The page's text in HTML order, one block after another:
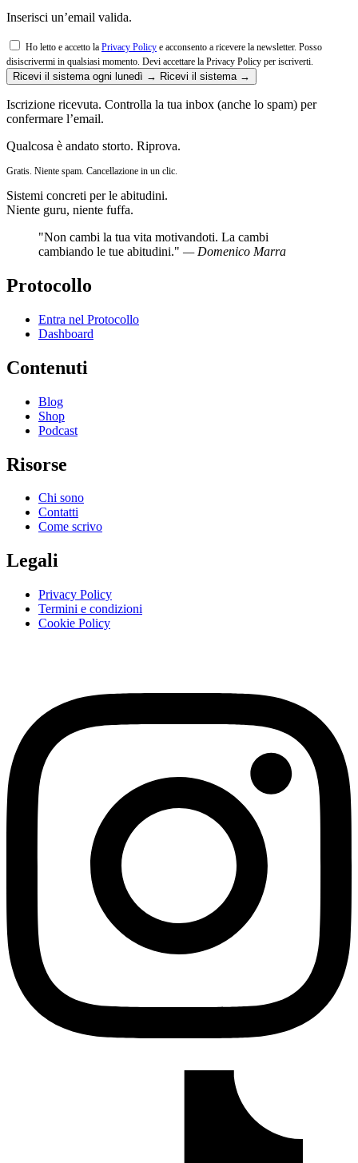
Inserisci un’email valida.
Ho letto e accetto la Privacy Policy e acconsento a ricevere la newsletter. Posso
disiscrivermi in qualsiasi momento. Devi accettare la Privacy Policy per iscriverti.
Ricevi il sistema ogni lunedì → Ricevi il sistema →
Iscrizione ricevuta. Controlla la tua inbox (anche lo spam) per
confermare l’email.
Qualcosa è andato storto. Riprova.
Gratis. Niente spam. Cancellazione in un clic.
Sistemi concreti per le abitudini.
Niente guru, niente fuffa.
"Non cambi la tua vita motivandoti. La cambi
cambiando le tue abitudini." — Domenico Marra
Protocollo
Entra nel Protocollo
Dashboard
Contenuti
Blog
Shop
Podcast
Risorse
Chi sono
Contatti
Come scrivo
Legali
Privacy Policy
Termini e condizioni
Cookie Policy